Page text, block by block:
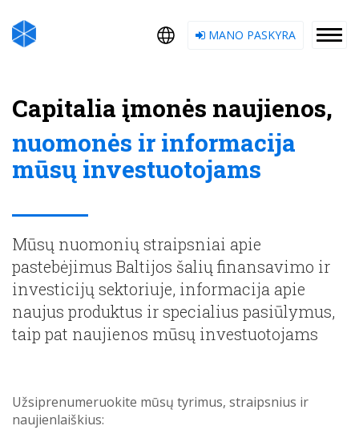
MANO PASKYRA
Capitalia įmonės naujienos,
nuomonės ir informacija
mūsų investuotojams
Mūsų nuomonių straipsniai apie
pastebėjimus Baltijos šalių finansavimo ir
investicijų sektoriuje, informacija apie
naujus produktus ir specialius pasiūlymus,
taip pat naujienos mūsų investuotojams
Užsiprenumeruokite mūsų tyrimus, straipsnius ir
naujienlaiškius: